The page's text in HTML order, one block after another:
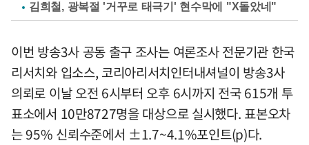
김희철, 광복절 '거꾸로 태극기' 현수막에 "X돌았네"
이번 방송3사 공동 출구 조사는 여론조사 전문기관 한국
리서치와 입소스, 코리아리서치인터내셔널이 방송3사
의뢰로 이날 오전 6시부터 오후 6시까지 전국 615개 투
표소에서 10만8727명을 대상으로 실시했다. 표본오차
는 95% 신뢰수준에서 ±1.7~4.1%포인트(p)다.